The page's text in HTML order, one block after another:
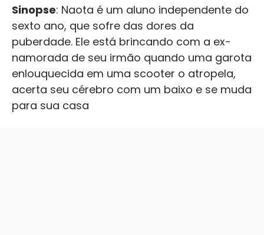
Sinopse: Naota é um aluno independente do
sexto ano, que sofre das dores da
puberdade. Ele está brincando com a ex-
namorada de seu irmão quando uma garota
enlouquecida em uma scooter o atropela,
acerta seu cérebro com um baixo e se muda
para sua casa